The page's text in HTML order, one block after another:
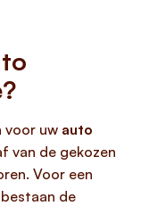
voor uw auto
van de gekozen
Voor een
bestaan de